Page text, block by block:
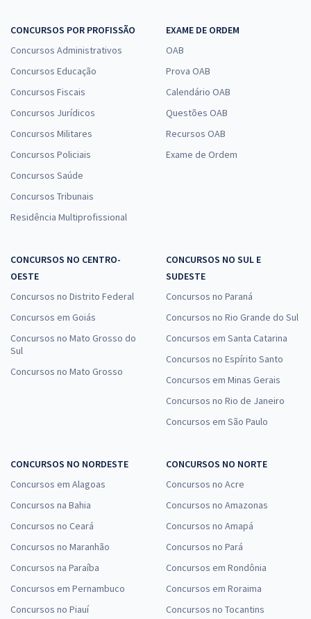
CONCURSOS POR PROFISSÃO
Concursos Administrativos
Concursos Educação
Concursos Fiscais
Concursos Jurídicos
Concursos Militares
Concursos Policiais
Concursos Saúde
Concursos Tribunais
Residência Multiprofissional
EXAME DE ORDEM
OAB
Prova OAB
Calendário OAB
Questões OAB
Recursos OAB
Exame de Ordem
CONCURSOS NO CENTRO-
OESTE
Concursos no Distrito Federal
Concursos em Goiás
Concursos no Mato Grosso do
Sul
Concursos no Mato Grosso
CONCURSOS NO SUL E
SUDESTE
Concursos no Paraná
Concursos no Rio Grande do Sul
Concursos em Santa Catarina
Concursos no Espírito Santo
Concursos em Minas Gerais
Concursos no Rio de Janeiro
Concursos em São Paulo
CONCURSOS NO NORDESTE
Concursos em Alagoas
Concursos na Bahia
Concursos no Ceará
Concursos no Maranhão
Concursos na Paraíba
Concursos em Pernambuco
Concursos no Piauí
CONCURSOS NO NORTE
Concursos no Acre
Concursos no Amazonas
Concursos no Amapá
Concursos no Pará
Concursos em Rondônia
Concursos em Roraima
Concursos no Tocantins